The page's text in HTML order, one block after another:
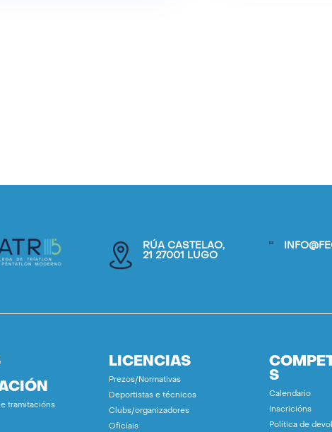
RÚA CASTELAO,
21 27001 LUGO
tramitacións
LICENCIAS
Prezos/Normativas
Deportistas e técnicos
Clubs/organizadores
Oficiais
S
Calendario
Inscricións
Política de